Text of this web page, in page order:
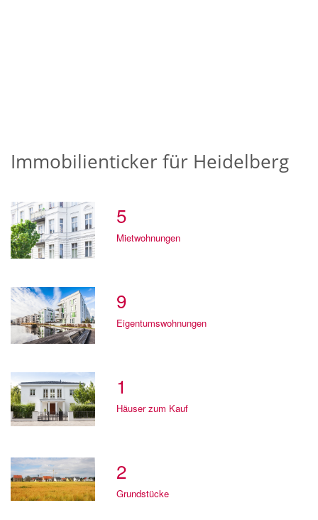
Immobilienticker für Heidelberg
5
Mietwohnungen
9
Eigentumswohnungen
1
Häuser zum Kauf
2
Grundstücke